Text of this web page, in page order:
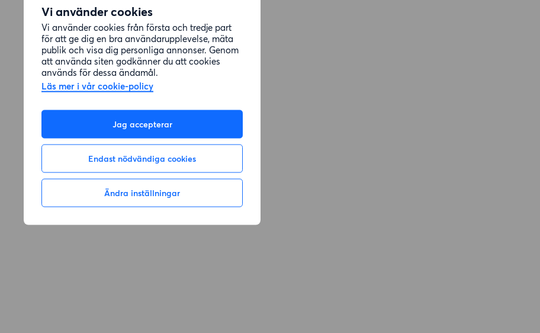
Vi använder cookies
Vi använder cookies från första och tredje part
för att ge dig en bra användarupplevelse, mäta
publik och visa dig personliga annonser. Genom
att använda siten godkänner du att cookies
används för dessa ändamål.
Läs mer i vår cookie-policy
Jag accepterar
Endast nödvändiga cookies
Ändra inställningar
Annonsen du letade efter är borttagen
Gå till sök